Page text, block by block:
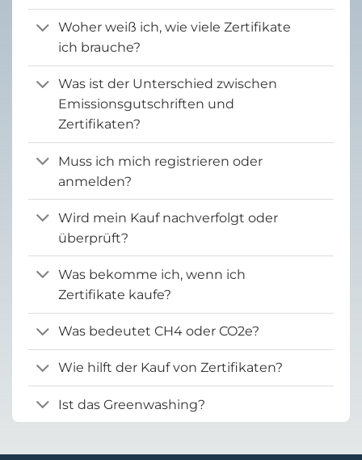
Woher weiß ich, wie viele Zertifikate
ich brauche?
Was ist der Unterschied zwischen
Emissionsgutschriften und
Zertifikaten?
Muss ich mich registrieren oder
anmelden?
Wird mein Kauf nachverfolgt oder
überprüft?
Was bekomme ich, wenn ich
Zertifikate kaufe?
Was bedeutet CH4 oder CO2e?
Wie hilft der Kauf von Zertifikaten?
Ist das Greenwashing?